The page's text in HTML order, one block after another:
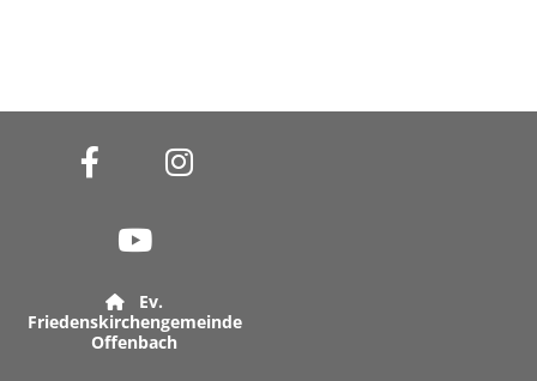

Ev.
Friedenskirchengemeinde
Offenbach